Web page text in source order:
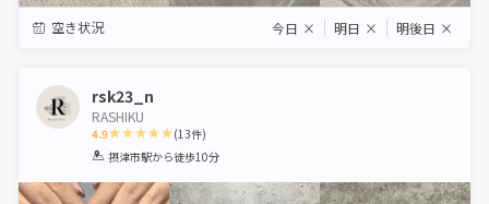
空き状況 今日 × 明日 × 明後日 ×
rsk23_n
RASHIKU
4.9
1 2 3 4 5
(13件)
摂津市駅から徒歩10分